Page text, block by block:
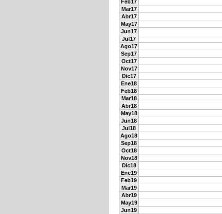
Feb17
Mar17
Abr17
May17
Jun17
Jul17
Ago17
Sep17
Oct17
Nov17
Dic17
Ene18
Feb18
Mar18
Abr18
May18
Jun18
Jul18
Ago18
Sep18
Oct18
Nov18
Dic18
Ene19
Feb19
Mar19
Abr19
May19
Jun19